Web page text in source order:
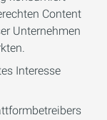
Content
Unternehmen
Interesse